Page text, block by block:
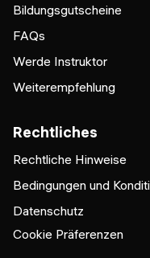
Bildungsgutscheine
FAQs
Werde Instruktor
Weiterempfehlung
Rechtliches
Rechtliche Hinweise
Bedingungen und
Datenschutz
Cookie Präferenzen